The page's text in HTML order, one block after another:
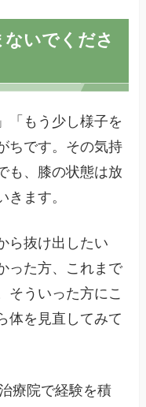
いでくださ
「もう少し様子を
ちです。その気持
も、膝の状態は放
ます。
ら抜け出したい
った方、これまで
そういった方にこ
体を見直してみて
療院で経験を積